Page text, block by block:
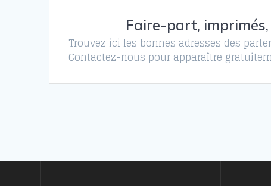
Faire-part,
Trouvez ici les bonnes adresses des
Contactez-nous pour apparaître